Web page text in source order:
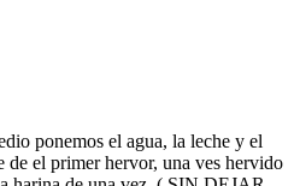
ponemos el agua, la leche y el
de el primer hervor, una ves hervido